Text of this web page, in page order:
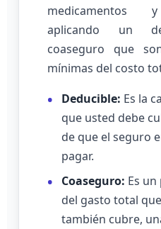
medicamentos
aplicando un
coaseguro que
mínimas del costo
Deducible: Es la
que usted debe
de que el seguro
pagar.
Coaseguro: Es
del gasto total
también cubre,